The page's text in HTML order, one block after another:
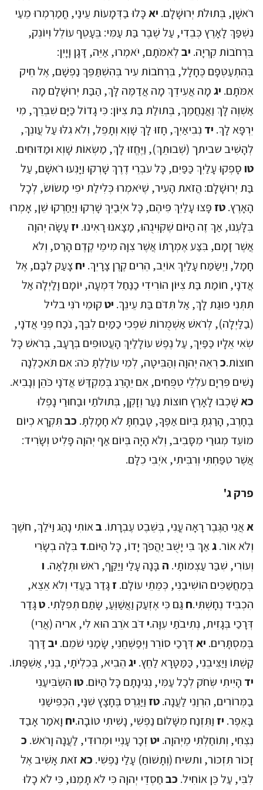
רֹאשָׁן, בְּתוּלֹת יְרוּשָׁלִָם. יאכָּלוּ בַדְּמָעוֹת עֵינַי, חֳמַרְמְרוּ מֵעַי
נִשְׁפַּךְ לָאָרֶץ כְּבֵדִי, עַל שֶׁבֶר בַּת עַמִּי: בֵּעָטֵף עוֹלֵל וְיוֹנֵק,
בִּרְחֹבוֹת קִרְיָה. יבלְאִמֹּתָם, יֹאמְרוּ, אַיֵּה, דָּגָן וָיָיִן:
בְּהִתְעַטְּפָם כֶּחָלָל, בִּרְחֹבוֹת עִיר בְּהִשְׁתַּפֵּךְ נַפְשָׁם, אֶל חֵיק
אִמֹּתָם. יגמָה אֲעִידֵךְ מָה אֲדַמֶּה לָּךְ, הַבַּת יְרוּשָׁלִַם מָה
אַשְׁוֶה לָּךְ וַאֲנַחֲמֵךְ, בְּתוּלַת בַּת צִיּוֹן: כִּי גָדוֹל כַּיָּם שִׁבְרֵךְ, מִי
יִרְפָּא לָךְ. יד נְבִיאַיִךְ, חָזוּ לָךְ שָׁוְא וְתָפֵל, וְלֹא גִלּוּ עַל עֲו‍ֹנֵךְ,
לְהָשִׁיב שביתך (שְׁבוּתֵךְ), וַיֶּחֱזוּ לָךְ, מַשְׂאוֹת שָׁוְא וּמַדּוּחִים.
טוסָפְקוּ עָלַיִךְ כַּפַּיִם, כָּל עֹבְרֵי דֶרֶךְ שָׁרְקוּ וַיָּנִעוּ רֹאשָׁם, עַל
בַּת יְרוּשָׁלִָם: הֲזֹאת הָעִיר, שֶׁיֹּאמְרוּ כְּלִילַת יֹפִי מָשׂוֹשׂ, לְכָל
הָאָרֶץ.טז פָּצוּ עָלַיִךְ פִּיהֶם, כָּל אֹיְבַיִךְ שָׁרְקוּ וַיַּחַרְקוּ שֵׁן, אָמְרוּ
בִּלָּעְנוּ, אַךְ זֶה הַיּוֹם שֶׁקִּוִּינֻהוּ, מָצָאנוּ רָאִינוּ. יז עָשָׂה יְהוָה
אֲשֶׁר זָמָם, בִּצַּע אֶמְרָתוֹ אֲשֶׁר צִוָּה מִימֵי קֶדֶם הָרַס, וְלֹא
חָמָל, וַיְשַׂמַּח עָלַיִךְ אוֹיֵב, הֵרִים קֶרֶן צָרָיִךְ. יחצָעַק לִבָּם, אֶל
אֲדֹנָי, חוֹמַת בַּת צִיּוֹן הוֹרִידִי כַנַּחַל דִּמְעָה, יוֹמָם וָלַיְלָה אַל
תִּתְּנִי פוּגַת לָךְ, אַל תִּדֹּם בַּת עֵינֵךְ. יטקוּמִי רֹנִּי בליל
(בַלַּיְלָה), לְרֹאשׁ אַשְׁמֻרוֹת שִׁפְכִי כַמַּיִם לִבֵּךְ, נֹכַח פְּנֵי אֲדֹנָי,
שְׂאִי אֵלָיו כַּפַּיִךְ, עַל נֶפֶשׁ עוֹלָלַיִךְ הָעֲטוּפִים בְּרָעָב, בְּרֹאשׁ כָּל
חוּצוֹת.כרְאֵה יְהוָה וְהַבִּיטָה, לְמִי עוֹלַלְתָּ כֹּה: אִם תֹּאכַלְנָה
נָשִׁים פִּרְיָם עֹלְלֵי טִפֻּחִים, אִם יֵהָרֵג בְּמִקְדַּשׁ אֲדֹנָי כֹּהֵן וְנָבִיא.
כאשָׁכְבוּ לָאָרֶץ חוּצוֹת נַעַר וְזָקֵן, בְּתוּלֹתַי וּבַחוּרַי נָפְלוּ
בֶחָרֶב, הָרַגְתָּ בְּיוֹם אַפֶּךָ, טָבַחְתָּ לֹא חָמָלְתָּ. כבתִּקְרָא כְיוֹם
מוֹעֵד מְגוּרַי מִסָּבִיב, וְלֹא הָיָה בְּיוֹם אַף יְהוָה פָּלִיט וְשָׂרִיד:
אֲשֶׁר טִפַּחְתִּי וְרִבִּיתִי, אֹיְבִי כִלָּם.
פרק ג'
אאֲנִי הַגֶּבֶר רָאָה עֳנִי, בְּשֵׁבֶט עֶבְרָתוֹ. באוֹתִי נָהַג וַיֹּלַךְ, חֹשֶׁךְ
וְלֹא אוֹר.גאַךְ בִּי יָשֻׁב יַהֲפֹךְ יָדוֹ, כָּל הַיּוֹם.דבִּלָּה בְשָׂרִי
וְעוֹרִי, שִׁבַּר עַצְמוֹתָי. הבָּנָה עָלַי וַיַּקַּף, רֹאשׁ וּתְלָאָה. ו
בְּמַחֲשַׁכִּים הוֹשִׁיבַנִי, כְּמֵתֵי עוֹלָם. זגָּדַר בַּעֲדִי וְלֹא אֵצֵא,
הִכְבִּיד נְחָשְׁתִּי.חגַּם כִּי אֶזְעַק וַאֲשַׁוֵּעַ, שָׂתַם תְּפִלָּתִי.טגָּדַר
דְּרָכַי בְּגָזִית, נְתִיבֹתַי עִוָּה.ידֹּב אֹרֵב הוּא לִי, אריה (אֲרִי)
בְּמִסְתָּרִים. יאדְּרָכַי סוֹרֵר וַיְפַשְּׁחֵנִי, שָׂמַנִי שֹׁמֵם. יבדָּרַךְ
קַשְׁתּוֹ וַיַּצִּיבֵנִי, כַּמַּטָּרָא לַחֵץ. יגהֵבִיא, בְּכִלְיֹתָי, בְּנֵי, אַשְׁפָּתוֹ.
יד הָיִיתִי שְּׂחֹק לְכָל עַמִּי, נְגִינָתָם כָּל הַיּוֹם.טוהִשְׂבִּיעַנִי
בַמְּרוֹרִים, הִרְוַנִי לַעֲנָה.טז וַיַּגְרֵס בֶּחָצָץ שִׁנָּי, הִכְפִּישַׁנִי
בָּאֵפֶר. יז וַתִּזְנַח מִשָּׁלוֹם נַפְשִׁי, נָשִׁיתִי טוֹבָה.יח וָאֹמַר אָבַד
נִצְחִי, וְתוֹחַלְתִּי מֵיְהוָה. יטזְכָר עָנְיִי וּמְרוּדִי, לַעֲנָה וָרֹאשׁ. כ
זָכוֹר תִּזְכּוֹר, ותשיח (וְתָשׁוֹחַ) עָלַי נַפְשִׁי. כאזֹאת אָשִׁיב אֶל
לִבִּי, עַל כֵּן אוֹחִיל. כבחַסְדֵי יְהוָה כִּי לֹא תָמְנוּ, כִּי לֹא כָלוּ